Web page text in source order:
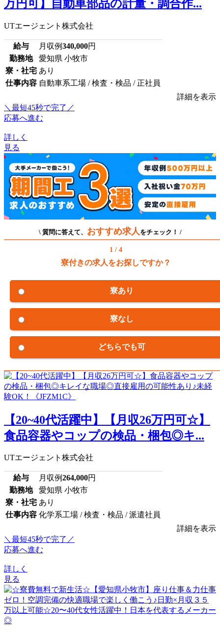
万円可】自動車部品の計量・調合作...
UTエージェント株式会社
給与 月収例340,000円
勤務地
愛知県 小牧市
寮・社宅 あり
仕事内容 自動車系工場 / 検査・検品 / 正社員
詳細を表示
＼最短45秒で完了／
応募へ進む
詳しく
見る
\ 質問に答えて、 おすすめ求人 をチェック！ /
1 / 4
寮付きの求人をお探しですか？
寮あり
寮なし
どちらでも可
【20~40代活躍中】【月収26万円可☆】
食品容器やコップの検品・梱包◎キ...
UTエージェント株式会社
給与 月収例264,000円
勤務地
愛知県 小牧市
寮・社宅 あり
仕事内容 化学系工場 / 検査・検品 / 派遣社員
詳細を表示
＼最短45秒で完了／
応募へ進む
詳しく
見る